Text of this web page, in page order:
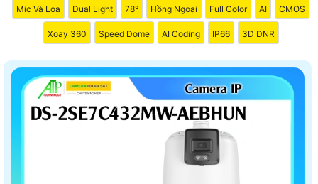
Mic Và Loa Dual Light 78° Hồng Ngoại Full Color AI CMOS
Xoay 360 Speed Dome AI Coding IP66 3D DNR